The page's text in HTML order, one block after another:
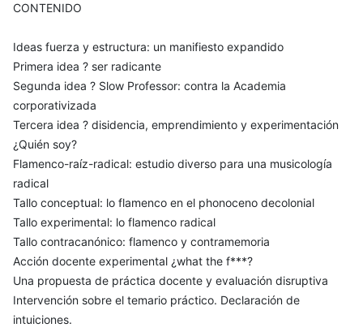
CONTENIDO
Ideas fuerza y estructura: un manifiesto expandido
Primera idea ? ser radicante
Segunda idea ? Slow Professor: contra la Academia
corporativizada
Tercera idea ? disidencia, emprendimiento y experimentación
¿Quién soy?
Flamenco-raíz-radical: estudio diverso para una musicología
radical
Tallo conceptual: lo flamenco en el phonoceno decolonial
Tallo experimental: lo flamenco radical
Tallo contracanónico: flamenco y contramemoria
Acción docente experimental ¿what the f***?
Una propuesta de práctica docente y evaluación disruptiva
Intervención sobre el temario práctico. Declaración de
intuiciones.